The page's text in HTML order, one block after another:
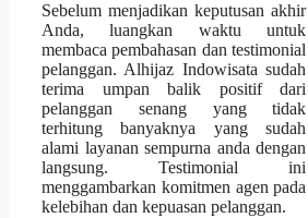
Sebelum menjadikan keputusan akhir
Anda, luangkan waktu untuk
membaca pembahasan dan testimonial
pelanggan. Alhijaz Indowisata sudah
terima umpan balik positif dari
pelanggan senang yang tidak
terhitung banyaknya yang sudah
alami layanan sempurna anda dengan
langsung. Testimonial ini
menggambarkan komitmen agen pada
kelebihan dan kepuasan pelanggan.